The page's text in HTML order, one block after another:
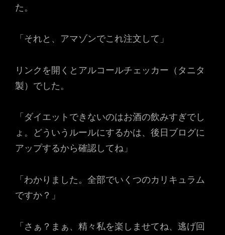
た。
「それと、アマゾンでこれ注文して」
リンクを開くとアルコールチェッカー（タニタ
製）でした。
「ダイエットできないのはお酒の飲みすぎでし
ょ。どういうルールにするかは、後日ブログに
アップするから確認してね」
「わかりました。全部でいくつのカリキュラム
ですか？」
「さぁ？まぁ、精々私を楽しませてね、逃げ回